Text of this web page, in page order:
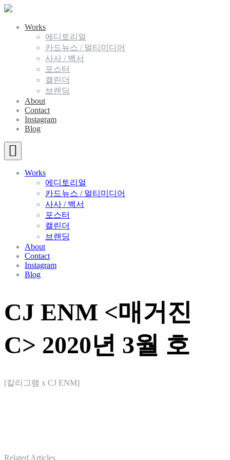
Works
에디토리얼
카드뉴스 / 멀티미디어
사사 / 백서
포스터
캘린더
브랜딩
About
Contact
Instagram
Blog
Works
에디토리얼
카드뉴스 / 멀티미디어
사사 / 백서
포스터
캘린더
브랜딩
About
Contact
Instagram
Blog
CJ ENM <매거진
C> 2020년 3월 호
[칼리그램 x CJ ENM]
Related Articles